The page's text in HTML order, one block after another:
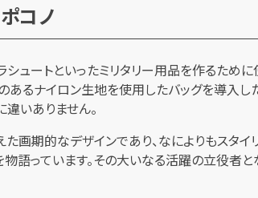
コノ
シュートといったミリタリー用品を作るた
あるナイロン生地を使用したバッグを導入
いありません。
期的なデザインであり、なによりもスタイ
語っています。その大いなる活躍の立役